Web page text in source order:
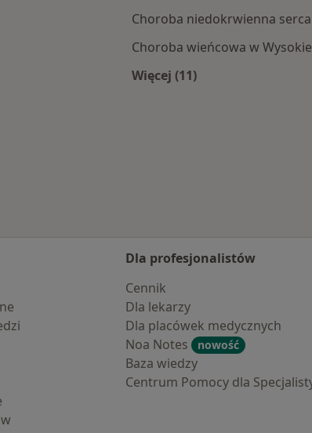
Choroba niedokrwienna
Choroba wieńcowa w
Więcej (11)
Dla profesjonalistów
Cennik
Dla lekarzy
Dla placówek medycznych
Noa Notes
nowość
Baza wiedzy
Centrum Pomocy dla